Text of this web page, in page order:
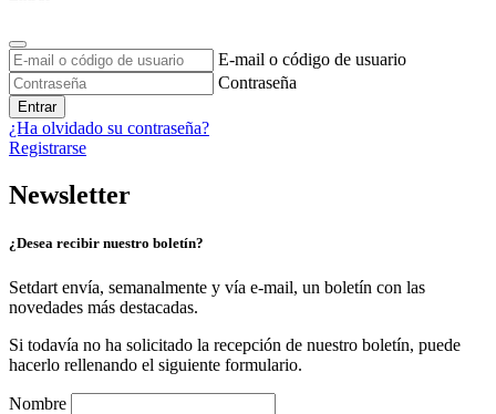
E-mail o código de usuario
Contraseña
Entrar
¿Ha olvidado su contraseña?
Registrarse
Newsletter
¿Desea recibir nuestro boletín?
Setdart envía, semanalmente y vía e-mail, un boletín con las
novedades más destacadas.
Si todavía no ha solicitado la recepción de nuestro boletín, puede
hacerlo rellenando el siguiente formulario.
Nombre